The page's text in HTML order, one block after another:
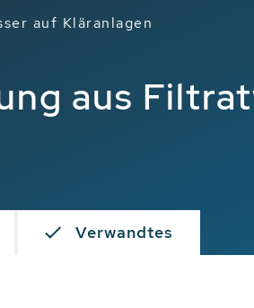
auf Kläranlagen
aus
Verwandtes